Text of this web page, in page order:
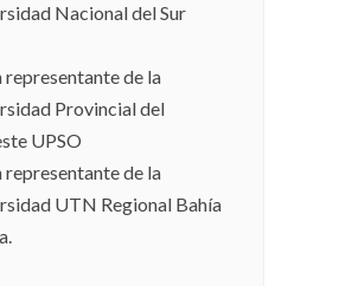
Nacional del Sur
representante de la
Provincial del
UPSO
representante de la
UTN Regional Bahía